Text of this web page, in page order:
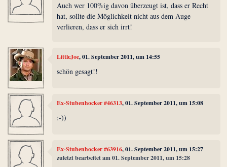
Auch wer 100%ig davon überzeugt ist, dass er Recht
hat, sollte die Möglichkeit nicht aus dem Auge
verlieren, dass er sich irrt!
LittleJoe, 01. September 2011, um 14:55
schön gesagt!!
Ex-Stubenhocker #46313, 01. September 2011, um 15:08
:-))
Ex-Stubenhocker #63916, 01. September 2011, um 15:27
zuletzt bearbeitet am 01. September 2011, um 15:28